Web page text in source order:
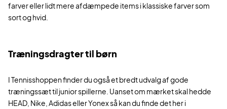
farver eller lidt mere afdæmpede items i klassiske farver som
sort og hvid.
Træningsdragter til børn
I Tennisshoppen finder du også et bredt udvalg af gode
træningssæt til junior spillerne. Uanset om mærket skal hedde
HEAD, Nike, Adidas eller Yonex så kan du finde det her i